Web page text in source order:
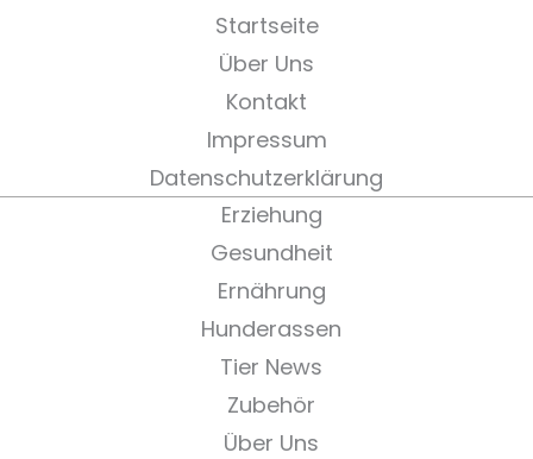
Startseite
Über Uns
Kontakt
Impressum
Datenschutzerklärung
Erziehung
Gesundheit
Ernährung
Hunderassen
Tier News
Zubehör
Über Uns